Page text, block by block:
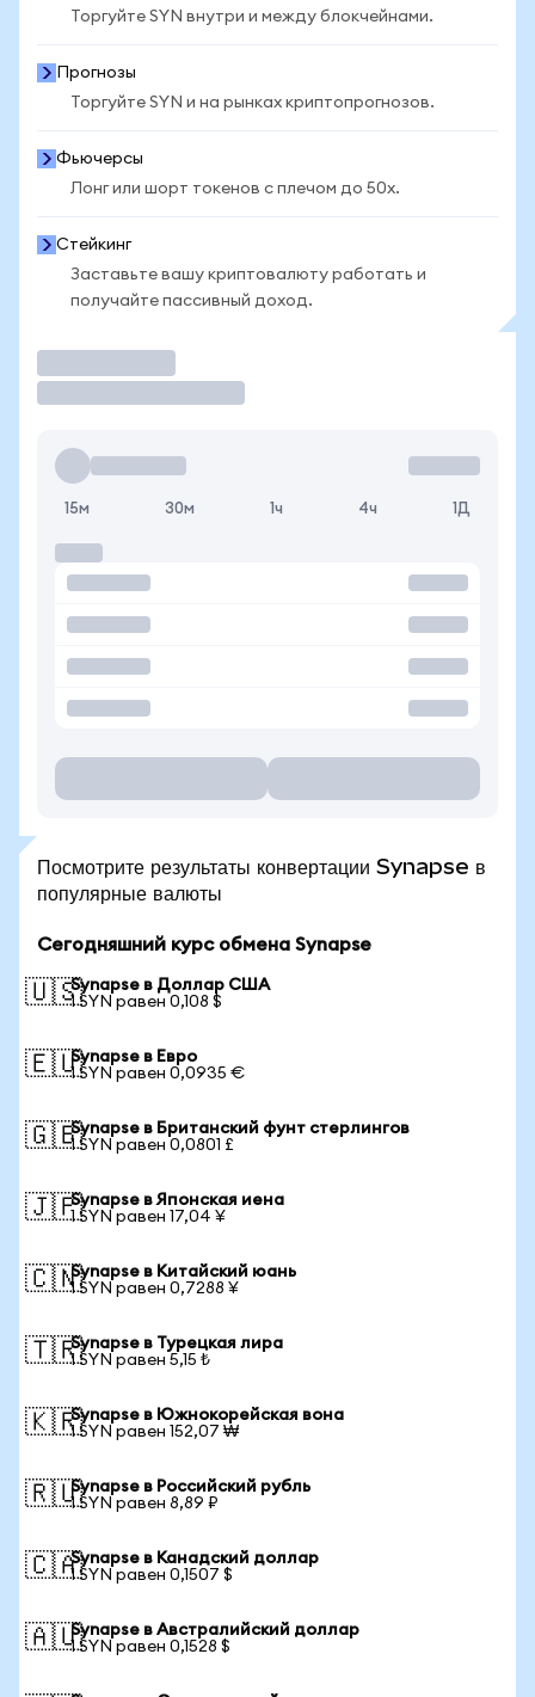
Торгуйте SYN внутри и между блокчейнами.
Прогнозы
Торгуйте SYN и на рынках криптопрогнозов.
Фьючерсы
Лонг или шорт токенов с плечом до 50x.
Стейкинг
Заставьте вашу криптовалюту работать и
получайте пассивный доход.
15м 30м 1ч 4ч 1Д
Посмотрите результаты конвертации Synapse в
популярные валюты
Сегодняшний курс обмена Synapse
🇺🇸Synapse в Доллар США
1 SYN равен 0,108 $
🇪🇺Synapse в Евро
1 SYN равен 0,0935 €
🇬🇧Synapse в Британский фунт стерлингов
1 SYN равен 0,0801 £
🇯🇵Synapse в Японская иена
1 SYN равен 17,04 ¥
🇨🇳Synapse в Китайский юань
1 SYN равен 0,7288 ¥
🇹🇷Synapse в Турецкая лира
1 SYN равен 5,15 ₺
🇰🇷Synapse в Южнокорейская вона
1 SYN равен 152,07 ₩
🇷🇺Synapse в Российский рубль
1 SYN равен 8,89 ₽
🇨🇦Synapse в Канадский доллар
1 SYN равен 0,1507 $
🇦🇺Synapse в Австралийский доллар
1 SYN равен 0,1528 $